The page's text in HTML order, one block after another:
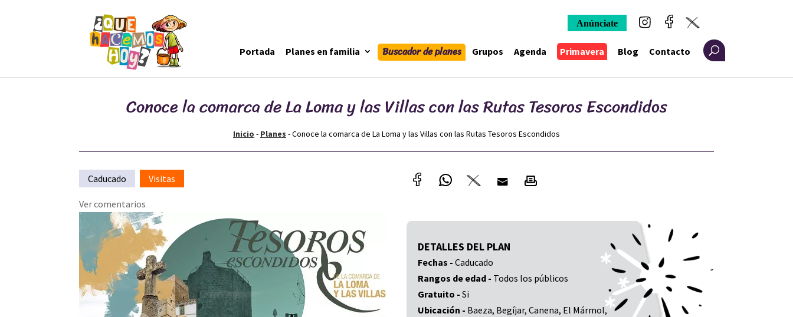
Anúnciate
Portada Planes en familia Buscador de planes Grupos Agenda Primavera Blog Contacto
Conoce la comarca de La Loma y las Villas con las Rutas Tesoros Escondidos
Inicio - Planes -Conoce la comarca de La Loma y las Villas con las Rutas Tesoros Escondidos
Caducado Visitas
Ver comentarios
DETALLES DEL PLAN
Fechas -Caducado
Rangos de edad - Todos los públicos
Gratuito -Si
Ubicación - Baeza, Begíjar, Canena, El Mármol,